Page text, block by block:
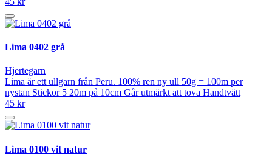
Lima 0402 grå
Hjertegarn
Lima är ett ullgarn från Peru. 100% ren ny ull 50g = 100m per
nystan Stickor 5 20m på 10cm Går utmärkt att tova Handtvätt
45 kr
Lima 0100 vit natur